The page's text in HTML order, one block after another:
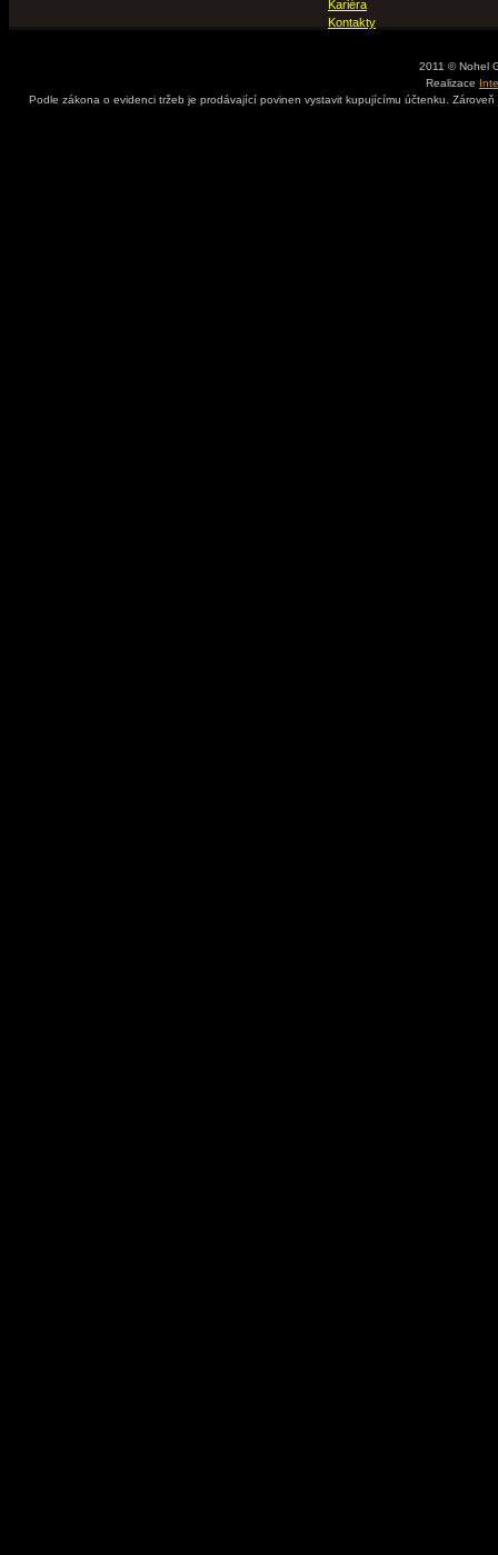
Kariéra
Kontakty
2011 © Nohel
Realizace
Podle zákona o evidenci tržeb je prodávající povinen vystavit kupujícímu účtenku.